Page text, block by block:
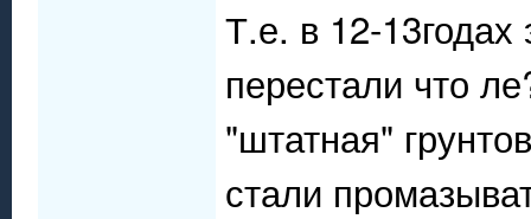
Т.е. в 12-
перестали что
"штатная"
стали